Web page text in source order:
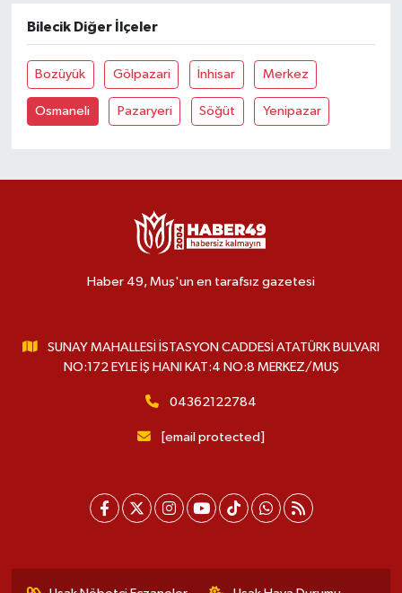
Bilecik Diğer İlçeler
Bozüyük Gölpazari İnhisar Merkez
Osmaneli Pazaryeri Söğüt Yenipazar
Haber 49, Muş'un en tarafsız gazetesi
SUNAY MAHALLESİ İSTASYON CADDESİ ATATÜRK BULVARI
NO:172 EYLE İŞ HANI KAT:4 NO:8 MERKEZ/MUŞ
04362122784
[email protected]